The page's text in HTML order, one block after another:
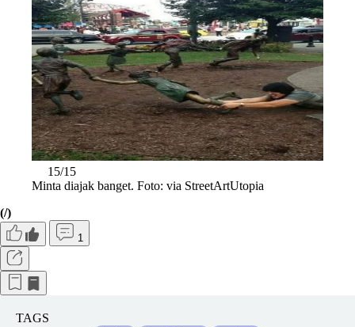
15/15
Minta diajak banget. Foto: via StreetArtUtopia
(/)
1
TAGS